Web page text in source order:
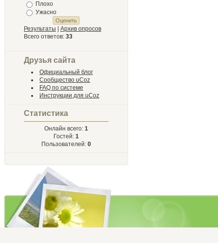
Плохо
Ужасно
Результаты
Архив опросов
Всего ответов: 33
Друзья сайта
Официальный блог
Сообщество uCoz
FAQ по системе
Инструкции для uCoz
Статистика
Онлайн всего: 1
Гостей: 1
Пользователей: 0